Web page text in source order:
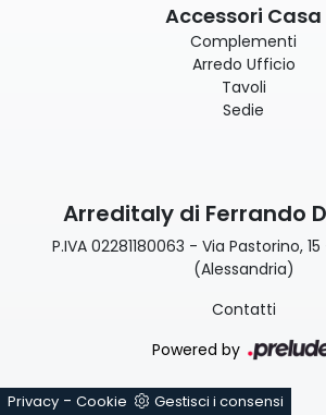
Accessori Casa
Complementi
Arredo Ufficio
Tavoli
Sedie
Arreditaly di Ferrando
P.IVA 02281180063 - Via Pastorino,
(Alessandria)
Contatti
Powered by
Privacy - Cookie Gestisci i consensi